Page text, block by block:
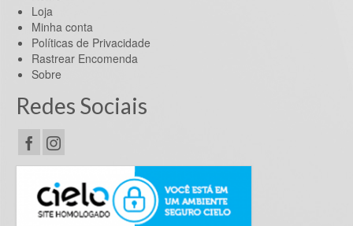
Loja
Minha conta
Políticas de Privacidade
Rastrear Encomenda
Sobre
Redes Sociais